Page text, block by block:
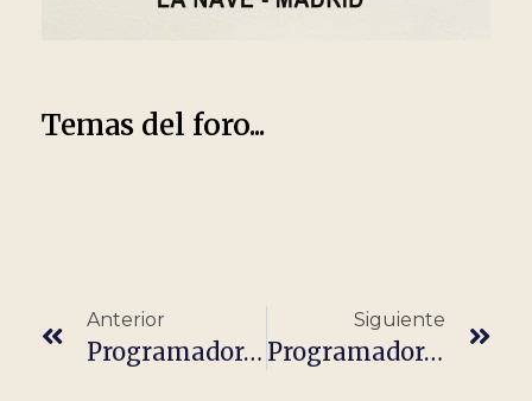
Temas del foro...
Anterior
Programador/a | FULLSTACK. TELETRABAJO 100 %
Siguiente
Programador/a De Fullstack